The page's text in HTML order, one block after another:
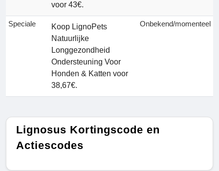
voor 43€.
Speciale
Koop LignoPets
Natuurlijke
Longgezondheid
Ondersteuning Voor
Honden & Katten voor
38,67€.
Onbekend/momenteel
Lignosus Kortingscode en
Actiescodes